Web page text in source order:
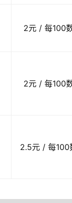
2元 / 每100
2元 / 每100
2.5元 / 每100